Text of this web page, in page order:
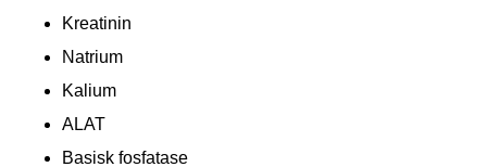
Kreatinin
Natrium
Kalium
ALAT
Basisk fosfatase